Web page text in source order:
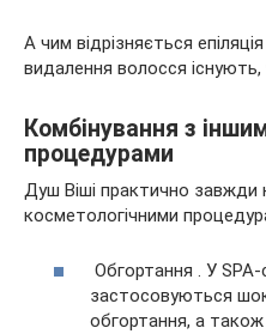
А чим відрізняється епіляція
видалення волосся існують,
Комбінування з
процедурами
Душ Віші практично завжди
косметологічними
Обгортання . У
застосовуються
обгортання, а